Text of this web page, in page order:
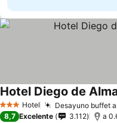
3 Estrellas
Hotel Desayuno buffet
Hotel Diego de
8,7 Excelente 3.112 a